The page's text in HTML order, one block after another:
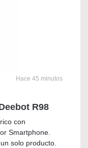
Hace 45 minutos
R98
con
Smartphone.
solo producto.